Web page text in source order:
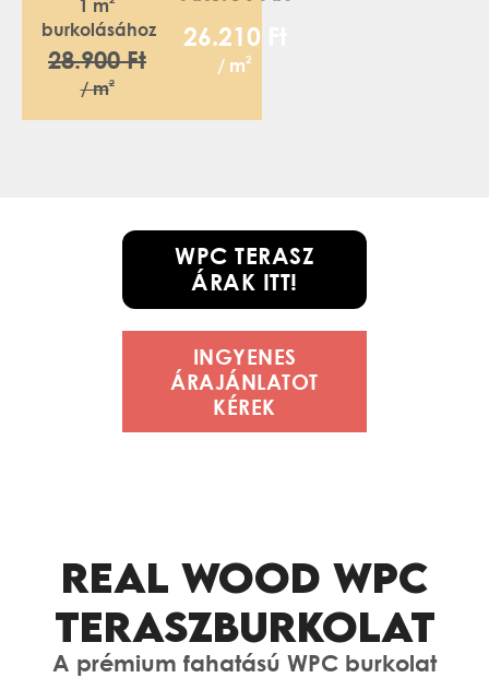
1 m
burkolásához
28.900 Ft
/ m2
26.210 Ft
/ m2
WPC TERASZ
ÁRAK ITT!
INGYENES
ÁRAJÁNLATOT
KÉREK
REAL WOOD WPC
TERASZBURKOLAT
A prémium fahatású WPC burkolat